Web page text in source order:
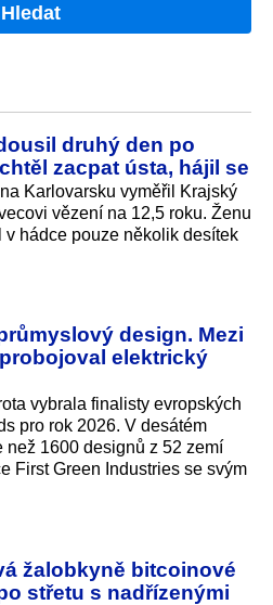
Hledat
druhý den po
zacpat ústa, hájil se
Karlovarsku vyměřil Krajský
vězení na 12,5 roku. Ženu
hádce pouze několik desítek
design. Mezi
elektrický
vybrala finalisty evropských
pro rok 2026. V desátém
než 1600 designů z 52 zemí
First Green Industries se svým
žalobkyně bitcoinové
střetu s nadřízenými